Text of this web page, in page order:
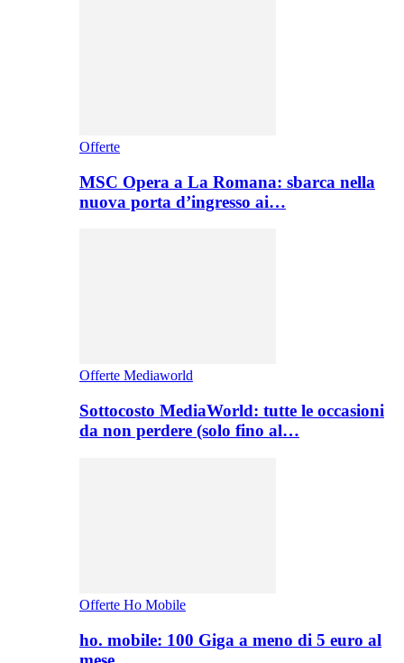
Offerte
MSC Opera a La Romana: sbarca nella
nuova porta d’ingresso ai…
Offerte Mediaworld
Sottocosto MediaWorld: tutte le occasioni
da non perdere (solo fino al…
Offerte Ho Mobile
ho. mobile: 100 Giga a meno di 5 euro al